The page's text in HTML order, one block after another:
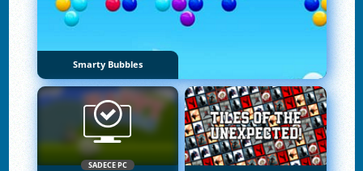
Smarty Bubbles
SADECE PC